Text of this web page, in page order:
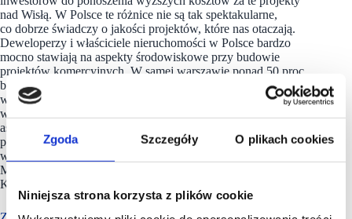
Zgoda Szczegóły O plikach cookies
Niniejsza strona korzysta z plików cookie
nad Wisłą. W Polsce te różnice nie są tak spektakularne,
co dobrze świadczy o jakości projektów, które nas otaczają.
Deweloperzy i właściciele nieruchomości w Polsce bardzo
mocno stawiają na aspekty środowiskowe przy budowie
projektów komercyjnych. W samej warszawie ponad 50 proc.
budynków biurowych posiada certyfikację ekologiczną
w standardzie BREAM czy LEED, co plasuje nas
w europejskiej czołówce. Dla inwestorów obecnie kluczowym
aspektem jest aby projekty, które znajdą się w ich portfelach,
posiadały konkretne plany i raporty świadczące o spełnieniu
wymogów z zakresu ESG dziś i w przyszłości – dodaje
Monika Kulawińska, zastępca dyrektora w Dziale Rynków
Kapitałowych z CBRE.